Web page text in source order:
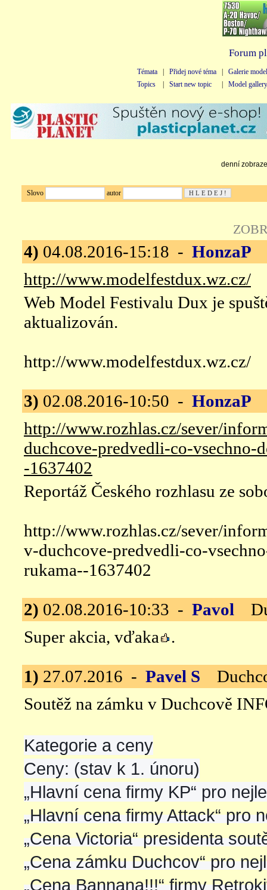
Forum
Témata Přidej nové téma
Galerie
Topics
Start new topic Model gallery
denní
Slovo autor
4) 04.08.2016-15:18 - HonzaP
http://www.modelfestdux.wz.cz/
Web Model Festivalu Dux je
aktualizován.
http://www.modelfestdux.wz.cz/
3) 02.08.2016-10:50 - HonzaP
http://www.rozhlas.cz/sever/
duchcove-predvedli-co-
-1637402
Reportáž Českého rozhlasu ze
http://www.rozhlas.cz/sever/
v-duchcove-predvedli-co-
rukama--1637402
2) 02.08.2016-10:33 - Pavol
Super akcia, vďaka
.
1) 27.07.2016 - Pavel S
Soutěž na zámku v Duchcově
Kategorie a ceny
Ceny: (stav k 1. únoru)
„Hlavní cena firmy KP“ pro
„Hlavní cena firmy Attack“ pro
„Cena Victoria“ presidenta
„Cena zámku Duchcov“ pro
„Cena Bannana!!!“ firmy